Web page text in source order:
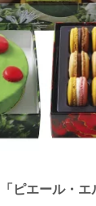
「ピエール・エ